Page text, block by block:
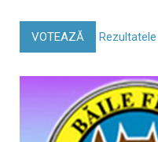
VOTEAZĂ Rezultatele